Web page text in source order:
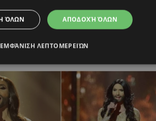
Κωνσταντίνου σε μία εκρηκτική
στην Αθήνα
ΑΠΟΔΟΧΉ ΌΛΩΝ
ΌΛΩΝ
ΕΜΦΆΝΙΣΗ ΛΕΠΤΟΜΕΡΕΙΏΝ